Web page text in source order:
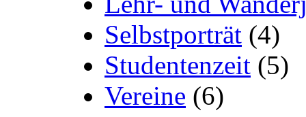
Selbstporträt (4)
Studentenzeit (5)
Vereine (6)